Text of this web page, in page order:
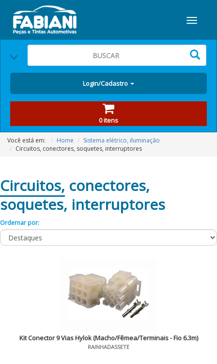
Login/Cadastro
0 itens
Você está em: Home
Sistema elétrico, iluminação
Circuitos, conectores, soquetes, interruptores
Circuitos, conectores,
soquetes, interruptores
Ordernar por:
Kit Conector 9 Vias Hylok (Macho/Fêmea/Terminais - Fio 6.3m)
RAINHADASSETE